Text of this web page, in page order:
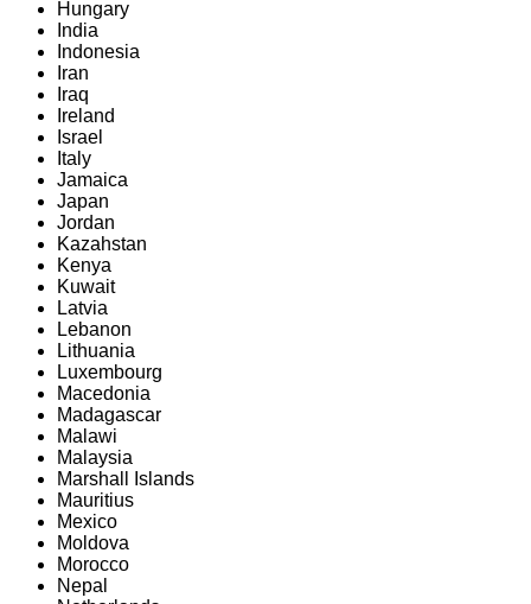
Hungary
India
Indonesia
Iran
Iraq
Ireland
Israel
Italy
Jamaica
Japan
Jordan
Kazahstan
Kenya
Kuwait
Latvia
Lebanon
Lithuania
Luxembourg
Macedonia
Madagascar
Malawi
Malaysia
Marshall Islands
Mauritius
Mexico
Moldova
Morocco
Nepal